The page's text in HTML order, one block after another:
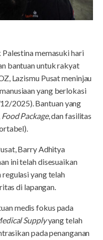
memasuki hari
bantuan untuk rakyat
Lazismu Pusat meninjau
yang berlokasi
2025). Bantuan yang
Food Package, dan fasilitas
Barry Adhitya
ini telah disesuaikan
yang telah
di lapangan.
medis fokus pada
Supplyyang telah
pada penanganan